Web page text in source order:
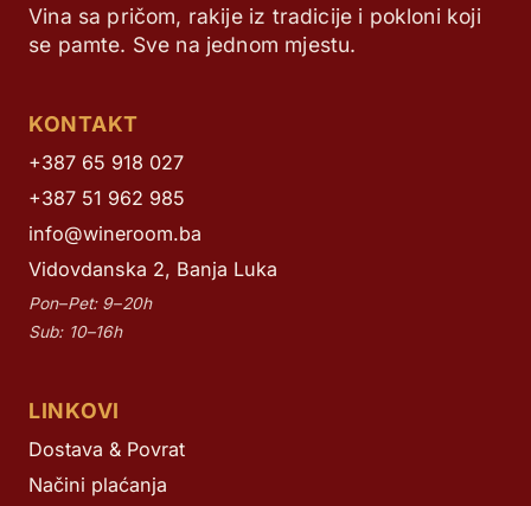
Vina sa pričom, rakije iz tradicije i pokloni koji
se pamte. Sve na jednom mjestu.
KONTAKT
+387 65 918 027
+387 51 962 985
info@wineroom.ba
Vidovdanska 2, Banja Luka
Pon–Pet: 9–20h
Sub: 10–16h
LINKOVI
Dostava & Povrat
Načini plaćanja